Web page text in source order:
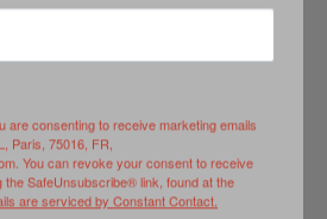
Barkhane, du Niger et du Tchad
Roussette décrite par Cyril Robinet
Genèse de la Force conjointe du G5
www.editions-harmattan.fr/) ;
eu lieu en 2014 (Opération Magouste
force-conjointe-sahel-
).
are consenting to receive marketing emails
Paris, 75016, FR,
You can revoke your consent to receive
the SafeUnsubscribe® link, found at the
are serviced by Constant Contact.